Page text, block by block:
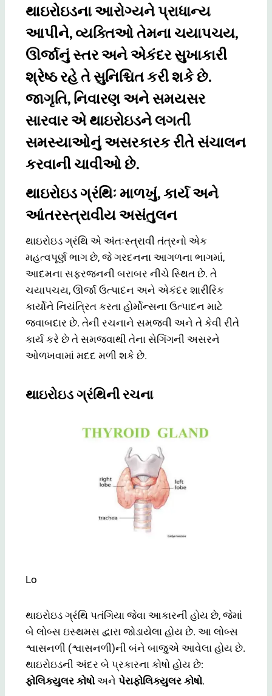
થાઇરોઇડના આરોગ્યને પ્રાધાન્ય
આપીને, વ્યક્તિઓ તેમના ચયાપચય,
ઊર્જાનું સ્તર અને એકંદર સુખાકારી
શ્રેષ્ઠ રહે તે સુનિશ્ચિત કરી શકે છે.
જાગૃતિ, નિવારણ અને સમયસર
સારવાર એ થાઇરોઇડને લગતી
સમસ્યાઓનું અસરકારક રીતે સંચાલન
કરવાની ચાવીઓ છે.
થાઇરોઇડ ગ્રંથિઃ માળખું, કાર્ય અને
આંતરસ્ત્રાવીય અસંતુલન
થાઇરોઇડ ગ્રંથિ એ અંતઃસ્ત્રાવી તંત્રનો એક
મહત્વપૂર્ણ ભાગ છે, જે ગરદનના આગળના ભાગમાં,
આદમના સફરજનની બરાબર નીચે સ્થિત છે. તે
ચયાપચય, ઊર્જા ઉત્પાદન અને એકંદર શારીરિક
કાર્યોને નિયંત્રિત કરતા હોર્મોન્સના ઉત્પાદન માટે
જવાબદાર છે. તેની રચનાને સમજવી અને તે કેવી રીતે
કાર્ય કરે છે તે સમજવાથી તેના સેગિંગની અસરને
ઓળખવામાં મદદ મળી શકે છે.
થાઇરોઇડ ગ્રંથિની રચના
Lo
થાઇરોઇડ ગ્રંથિ પતંગિયા જેવા આકારની હોય છે, જેમાં
બે લોબ્સ ઇસ્થમસ દ્વારા જોડાયેલા હોય છે. આ લોબ્સ
શ્વાસનળી (શ્વાસનળી)ની બંને બાજુએ આવેલા હોય છે.
થાઇરોઇડની અંદર બે પ્રકારના કોષો હોય છે:
ફોલિક્યુલર કોષોઅને પેરાફોલિક્યુલર કોષો.